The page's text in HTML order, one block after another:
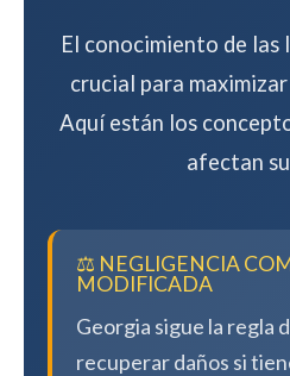
El conocimiento de las
crucial para
Aquí están los
afectan
⚖️ NEGLIGENCIA
MODIFICADA
Georgia sigue la regla
recuperar daños si